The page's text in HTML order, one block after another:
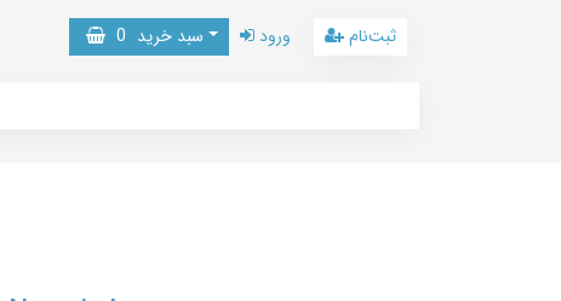
سبد خرید 0 ورود ثبت‌نام